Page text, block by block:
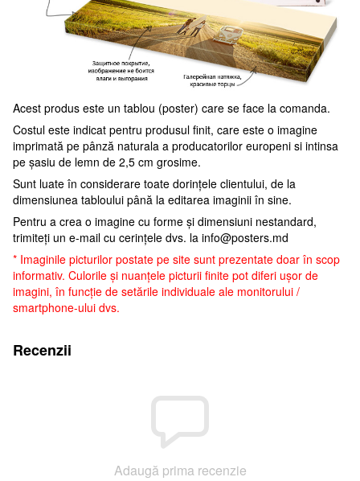
Acest produs este un tablou (poster) care se face la comanda.
Costul este indicat pentru produsul finit, care este o imagine
imprimată pe pânză naturala a producatorilor europeni si intinsa
pe șasiu de lemn de 2,5 cm grosime.
Sunt luate în considerare toate dorințele clientului, de la
dimensiunea tabloului până la editarea imaginii în sine.
Pentru a crea o imagine cu forme și dimensiuni nestandard,
trimiteți un e-mail cu cerințele dvs. la info@posters.md
* Imaginile picturilor postate pe site sunt prezentate doar în scop
informativ. Culorile și nuanțele picturii finite pot diferi ușor de
imagini, în funcție de setările individuale ale monitorului /
smartphone-ului dvs.
Recenzii
Adaugă prima recenzie